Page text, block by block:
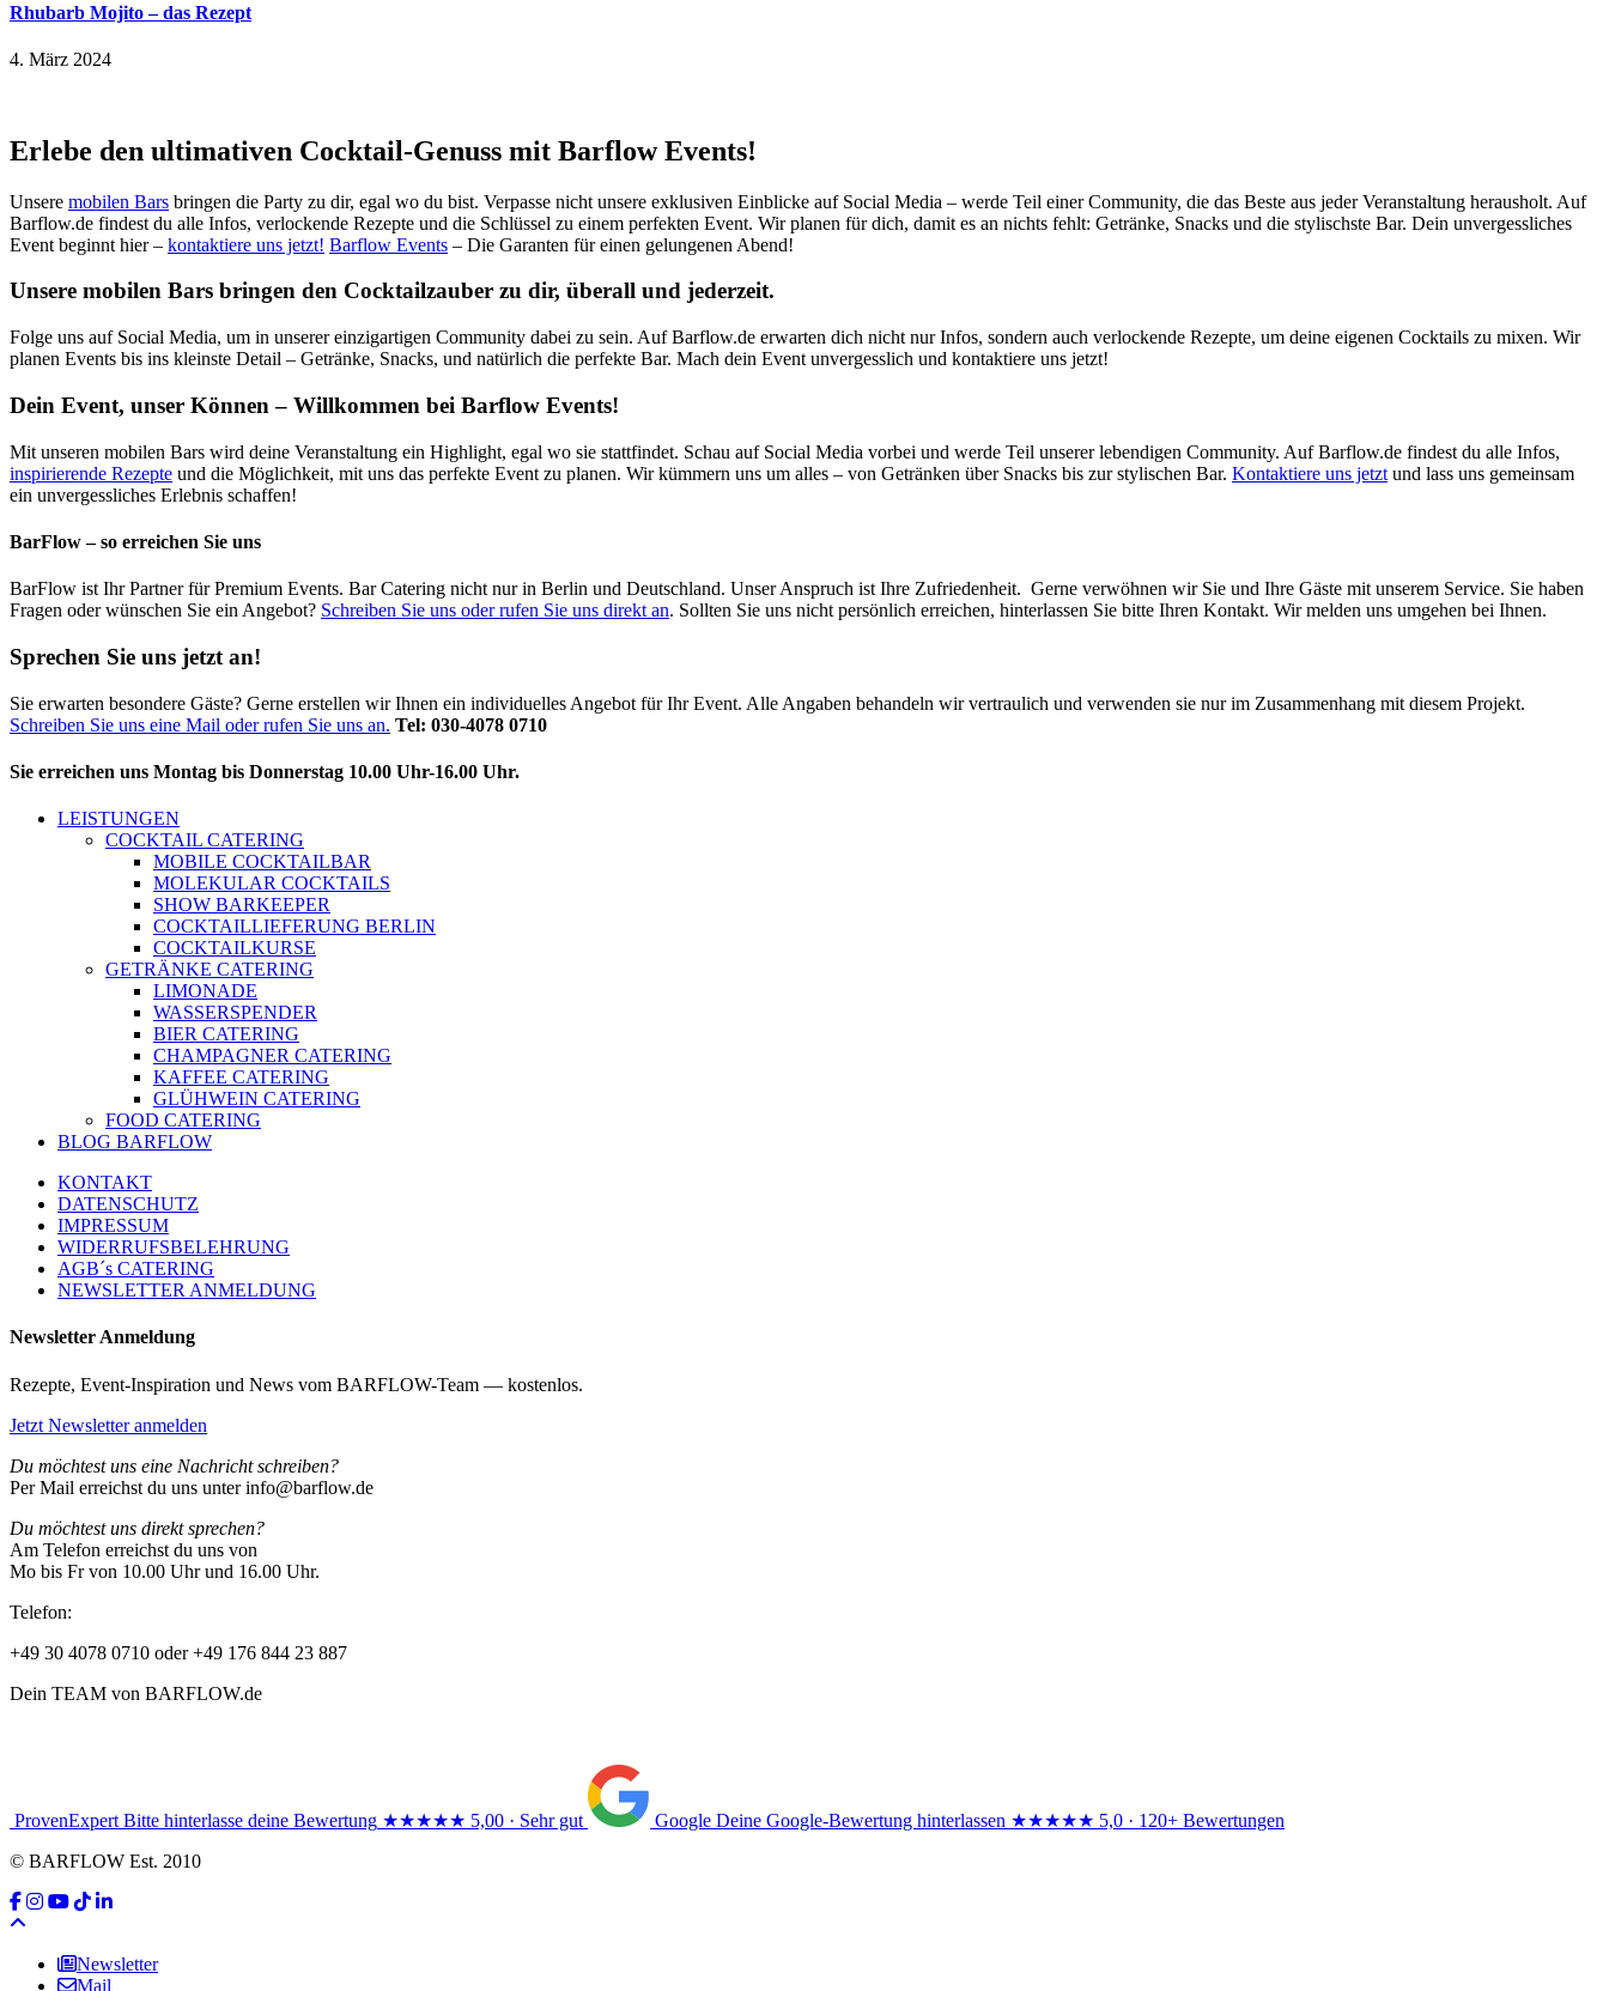
Rhubarb Mojito – das Rezept
4. März 2024
Erlebe den ultimativen Cocktail-Genuss mit Barflow Events!
Unsere mobilen Bars bringen die Party zu dir, egal wo du bist. Verpasse nicht unsere exklusiven Einblicke auf Social Media – werde Teil einer Community, die das Beste aus jeder Veranstaltung herausholt. Auf
Barflow.de findest du alle Infos, verlockende Rezepte und die Schlüssel zu einem perfekten Event. Wir planen für dich, damit es an nichts fehlt: Getränke, Snacks und die stylischste Bar. Dein unvergessliches
Event beginnt hier – kontaktiere uns jetzt! Barflow Events – Die Garanten für einen gelungenen Abend!
Unsere mobilen Bars bringen den Cocktailzauber zu dir, überall und jederzeit.
Folge uns auf Social Media, um in unserer einzigartigen Community dabei zu sein. Auf Barflow.de erwarten dich nicht nur Infos, sondern auch verlockende Rezepte, um deine eigenen Cocktails zu mixen. Wir
planen Events bis ins kleinste Detail – Getränke, Snacks, und natürlich die perfekte Bar. Mach dein Event unvergesslich und kontaktiere uns jetzt!
Dein Event, unser Können – Willkommen bei Barflow Events!
Mit unseren mobilen Bars wird deine Veranstaltung ein Highlight, egal wo sie stattfindet. Schau auf Social Media vorbei und werde Teil unserer lebendigen Community. Auf Barflow.de findest du alle Infos,
inspirierende Rezepte und die Möglichkeit, mit uns das perfekte Event zu planen. Wir kümmern uns um alles – von Getränken über Snacks bis zur stylischen Bar. Kontaktiere uns jetzt und lass uns gemeinsam
ein unvergessliches Erlebnis schaffen!
BarFlow – so erreichen Sie uns
BarFlow ist Ihr Partner für Premium Events. Bar Catering nicht nur in Berlin und Deutschland. Unser Anspruch ist Ihre Zufriedenheit. Gerne verwöhnen wir Sie und Ihre Gäste mit unserem Service. Sie haben
Fragen oder wünschen Sie ein Angebot? Schreiben Sie uns oder rufen Sie uns direkt an. Sollten Sie uns nicht persönlich erreichen, hinterlassen Sie bitte Ihren Kontakt. Wir melden uns umgehen bei Ihnen.
Sprechen Sie uns jetzt an!
Sie erwarten besondere Gäste? Gerne erstellen wir Ihnen ein individuelles Angebot für Ihr Event. Alle Angaben behandeln wir vertraulich und verwenden sie nur im Zusammenhang mit diesem Projekt.
Schreiben Sie uns eine Mail oder rufen Sie uns an. Tel: 030-4078 0710
Sie erreichen uns Montag bis Donnerstag 10.00 Uhr-16.00 Uhr.
LEISTUNGEN
COCKTAIL CATERING
MOBILE COCKTAILBAR
MOLEKULAR COCKTAILS
SHOW BARKEEPER
COCKTAILLIEFERUNG BERLIN
COCKTAILKURSE
GETRÄNKE CATERING
LIMONADE
WASSERSPENDER
BIER CATERING
CHAMPAGNER CATERING
KAFFEE CATERING
GLÜHWEIN CATERING
FOOD CATERING
BLOG BARFLOW
KONTAKT
DATENSCHUTZ
IMPRESSUM
WIDERRUFSBELEHRUNG
AGB´s CATERING
NEWSLETTER ANMELDUNG
Newsletter Anmeldung
Rezepte, Event-Inspiration und News vom BARFLOW-Team — kostenlos.
Jetzt Newsletter anmelden
Du möchtest uns eine Nachricht schreiben?
Per Mail erreichst du uns unter info@barflow.de
Du möchtest uns direkt sprechen?
Am Telefon erreichst du uns von
Mo bis Fr von 10.00 Uhr und 16.00 Uhr.
Telefon:
+49 30 4078 0710 oder +49 176 844 23 887
Dein TEAM von BARFLOW.de
ProvenExpert Bitte hinterlasse deine Bewertung ★★★★★ 5,00 · Sehr gut Google Deine Google-Bewertung hinterlassen ★★★★★ 5,0 · 120+ Bewertungen
© BARFLOW Est. 2010
Newsletter
Mail